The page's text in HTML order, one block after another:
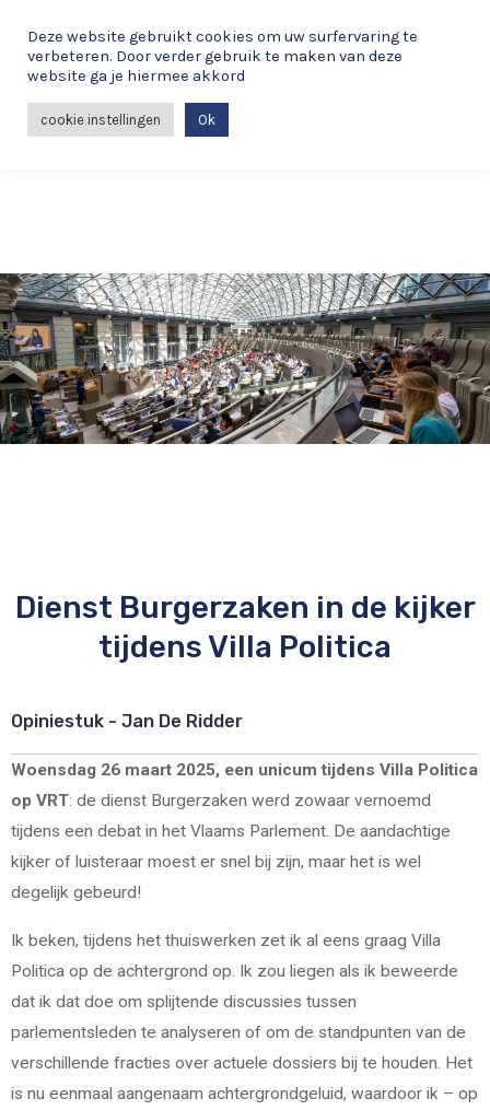
naar
inhoud
Dienst Burgerzaken in de kijker
tijdens Villa Politica
Opiniestuk - Jan De Ridder
Woensdag 26 maart 2025, een unicum tijdens Villa Politica
op VRT: de dienst Burgerzaken werd zowaar vernoemd
tijdens een debat in het Vlaams Parlement. De aandachtige
kijker of luisteraar moest er snel bij zijn, maar het is wel
degelijk gebeurd!
Ik beken, tijdens het thuiswerken zet ik al eens graag Villa
Politica op de achtergrond op. Ik zou liegen als ik beweerde
dat ik dat doe om splijtende discussies tussen
parlementsleden te analyseren of om de standpunten van de
verschillende fracties over actuele dossiers bij te houden. Het
is nu eenmaal aangenaam achtergrondgeluid, waardoor ik – op
Deze website gebruikt cookies om uw surfervaring te
verbeteren. Door verder gebruik te maken van deze
website ga je hiermee akkord
cookie instellingen Ok